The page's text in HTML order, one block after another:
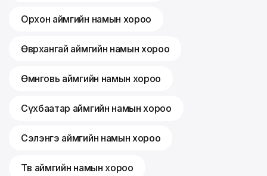
Орхон аймгийн намын хороо
Өвөрхангай аймгийн намын хороо
Өмнөговь аймгийн намын хороо
Сүхбаатар аймгийн намын хороо
Сэлэнгэ аймгийн намын хороо
Төв аймгийн намын хороо